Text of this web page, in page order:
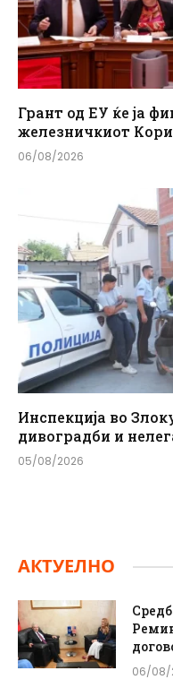
Грант од ЕУ ќе ја
железничкиот
06/08/2026
Инспекција во
дивоградби и
05/08/2026
АКТУЕЛНО
06/08/